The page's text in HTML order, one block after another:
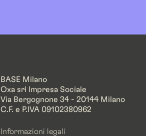
BASE Milano
Oxa srl Impresa Sociale
Via Bergognone 34 - 20144 Milano
C.F. e P.IVA 09102380962
Informazioni legali